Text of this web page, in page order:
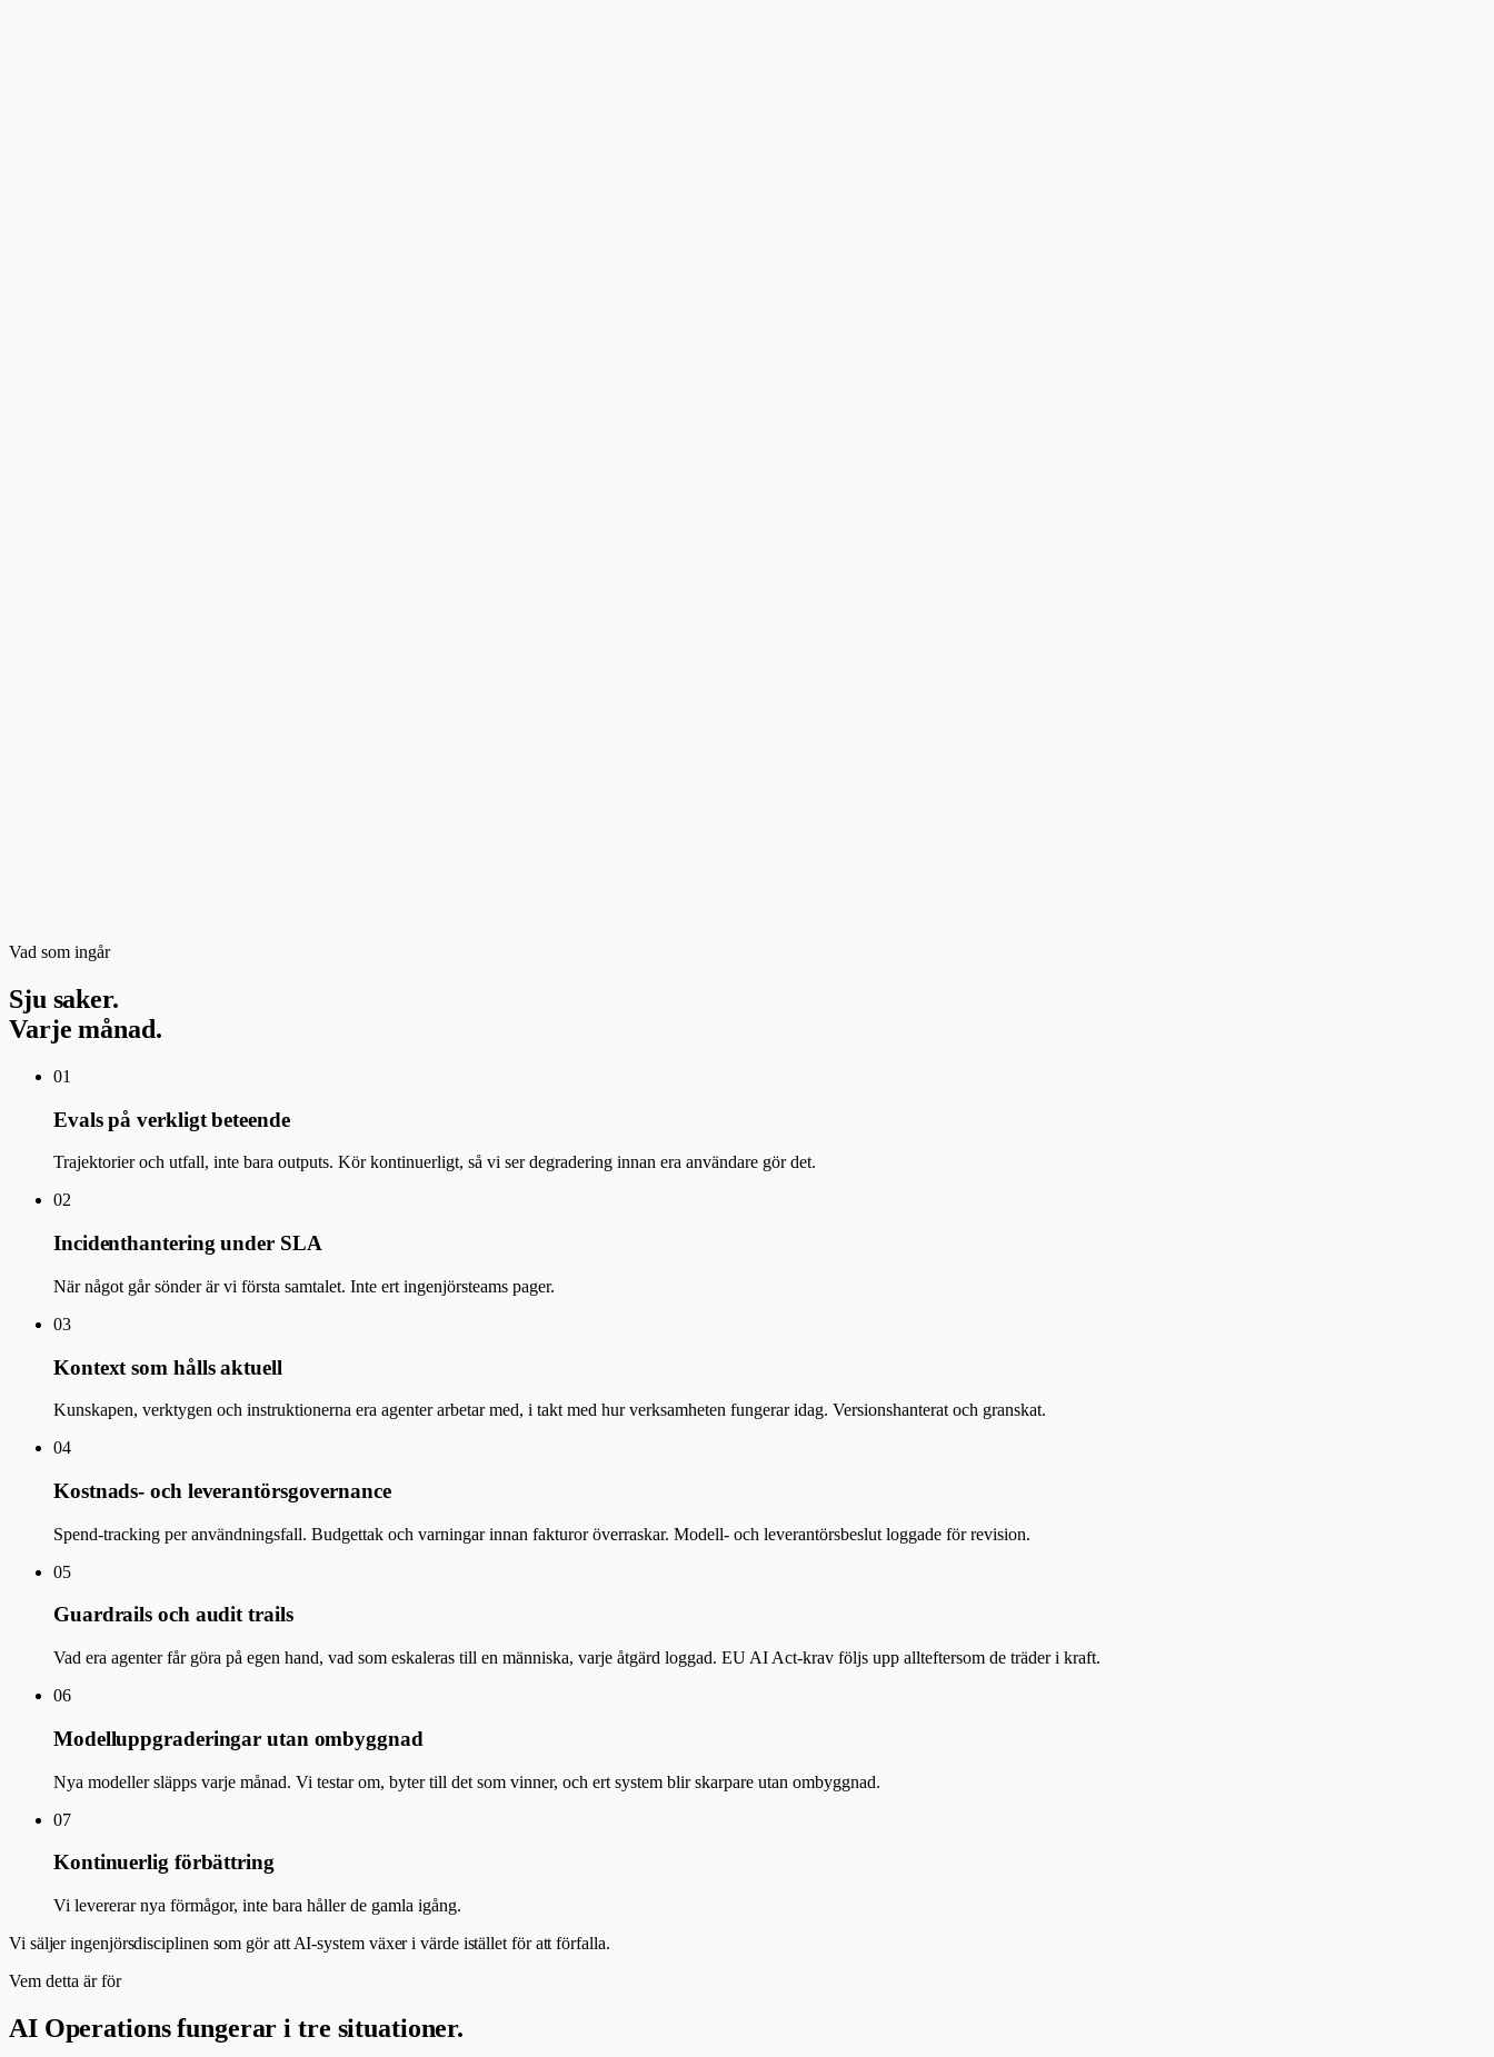
Vad som ingår
Sju saker.
Varje månad.
01
Evals på verkligt beteende
Trajektorier och utfall, inte bara outputs. Kör kontinuerligt, så vi ser degradering innan era användare gör det.
02
Incidenthantering under SLA
När något går sönder är vi första samtalet. Inte ert ingenjörsteams pager.
03
Kontext som hålls aktuell
Kunskapen, verktygen och instruktionerna era agenter arbetar med, i takt med hur verksamheten fungerar idag. Versionshanterat och granskat.
04
Kostnads- och leverantörsgovernance
Spend-tracking per användningsfall. Budgettak och varningar innan fakturor överraskar. Modell- och leverantörsbeslut loggade för revision.
05
Guardrails och audit trails
Vad era agenter får göra på egen hand, vad som eskaleras till en människa, varje åtgärd loggad. EU AI Act-krav följs upp allteftersom de träder i kraft.
06
Modelluppgraderingar utan ombyggnad
Nya modeller släpps varje månad. Vi testar om, byter till det som vinner, och ert system blir skarpare utan ombyggnad.
07
Kontinuerlig förbättring
Vi levererar nya förmågor, inte bara håller de gamla igång.
Vi säljer ingenjörsdisciplinen som gör att AI-system växer i värdeistället för att förfalla.
Vem detta är för
AI Operations fungerar i tre situationer.